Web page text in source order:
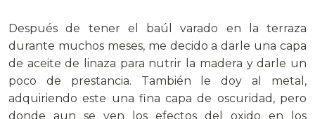
Después de tener el baúl varado en la terraza
durante muchos meses, me decido a darle una capa
de aceite de linaza para nutrir la madera y darle un
poco de prestancia. También le doy al metal,
adquiriendo este una fina capa de oscuridad, pero
donde aun se ven los efectos del oxido en los